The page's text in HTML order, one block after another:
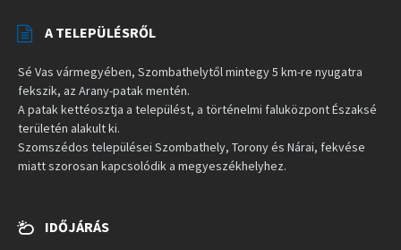
A TELEPÜLÉSRŐL
Sé Vas vármegyében, Szombathelytől mintegy 5 km-re nyugatra
fekszik, az Arany-patak mentén.
A patak kettéosztja a települést, a történelmi faluközpont Északsé
területén alakult ki.
Szomszédos települései Szombathely, Torony és Nárai, fekvése
miatt szorosan kapcsolódik a megyeszékhelyhez.
IDŐJÁRÁS